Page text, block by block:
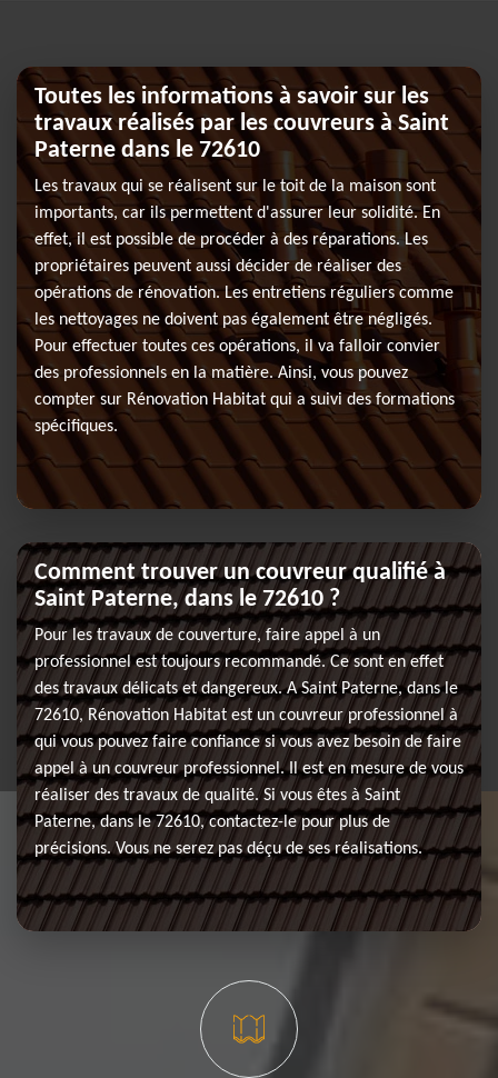
Toutes les informations à savoir sur les
travaux réalisés par les couvreurs à Saint
Paterne dans le 72610
Les travaux qui se réalisent sur le toit de la maison sont
importants, car ils permettent d'assurer leur solidité. En
effet, il est possible de procéder à des réparations. Les
propriétaires peuvent aussi décider de réaliser des
opérations de rénovation. Les entretiens réguliers comme
les nettoyages ne doivent pas également être négligés.
Pour effectuer toutes ces opérations, il va falloir convier
des professionnels en la matière. Ainsi, vous pouvez
compter sur Rénovation Habitat qui a suivi des formations
spécifiques.
Comment trouver un couvreur qualifié à
Saint Paterne, dans le 72610 ?
Pour les travaux de couverture, faire appel à un
professionnel est toujours recommandé. Ce sont en effet
des travaux délicats et dangereux. A Saint Paterne, dans le
72610, Rénovation Habitat est un couvreur professionnel à
qui vous pouvez faire confiance si vous avez besoin de faire
appel à un couvreur professionnel. Il est en mesure de vous
réaliser des travaux de qualité. Si vous êtes à Saint
Paterne, dans le 72610, contactez-le pour plus de
précisions. Vous ne serez pas déçu de ses réalisations.